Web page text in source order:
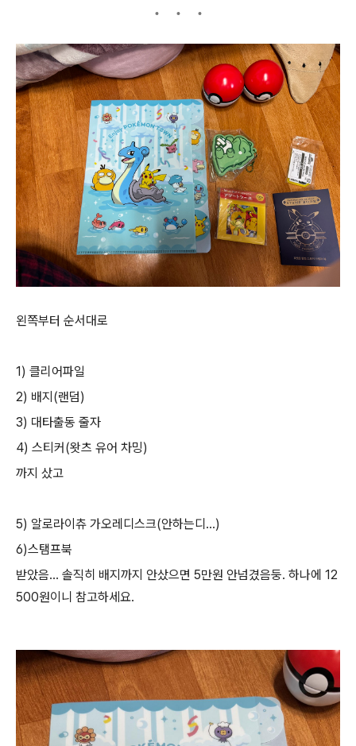
왼쪽부터 순서대로
1) 클리어파일
2) 배지(랜덤)
3) 대타출동 줄자
4) 스티커(왓츠 유어 차밍)
까지 샀고
5) 알로라이츄 가오레디스크(안하는디...)
6)스탬프북
받았음... 솔직히 배지까지 안샀으면 5만원 안넘겼음둥. 하나에 12
500원이니 참고하세요.